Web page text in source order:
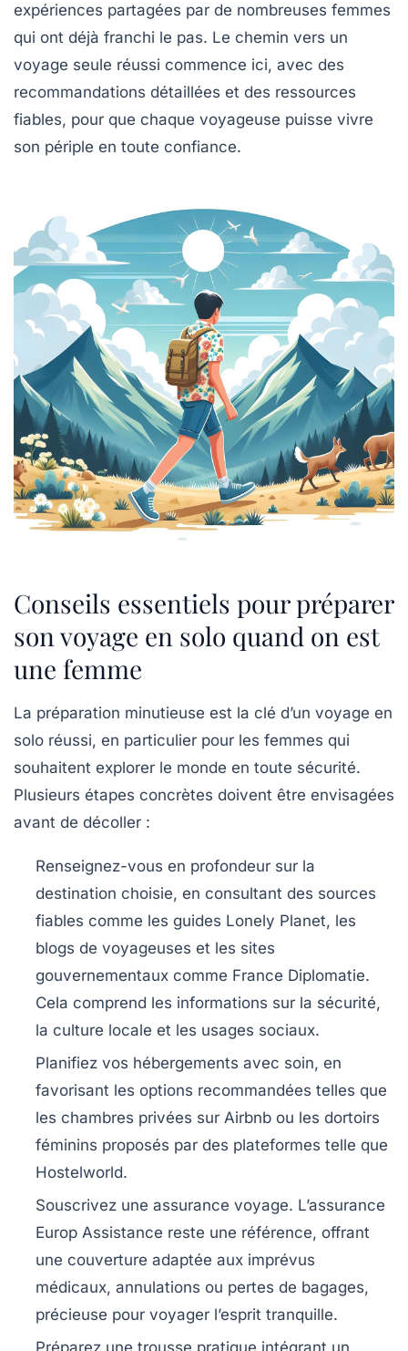
expériences partagées par de nombreuses femmes
qui ont déjà franchi le pas. Le chemin vers un
voyage seule réussi commence ici, avec des
recommandations détaillées et des ressources
fiables, pour que chaque voyageuse puisse vivre
son périple en toute confiance.
Conseils essentiels pour préparer
son voyage en solo quand on est
une femme
La préparation minutieuse est la clé d’un voyage en
solo réussi, en particulier pour les femmes qui
souhaitent explorer le monde en toute sécurité.
Plusieurs étapes concrètes doivent être envisagées
avant de décoller :
Renseignez-vous en profondeur sur la
destination choisie, en consultant des sources
fiables comme les guides Lonely Planet, les
blogs de voyageuses et les sites
gouvernementaux comme France Diplomatie.
Cela comprend les informations sur la sécurité,
la culture locale et les usages sociaux.
Planifiez vos hébergements avec soin, en
favorisant les options recommandées telles que
les chambres privées sur Airbnb ou les dortoirs
féminins proposés par des plateformes telle que
Hostelworld.
Souscrivez une assurance voyage. L’assurance
Europ Assistance reste une référence, offrant
une couverture adaptée aux imprévus
médicaux, annulations ou pertes de bagages,
précieuse pour voyager l’esprit tranquille.